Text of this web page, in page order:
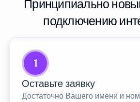
Принципиально
подключению
1
Оставьте заявку
Достаточно Вашего имени и